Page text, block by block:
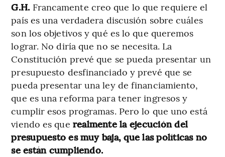
G.H. Francamente creo que lo que requiere el
país es una verdadera discusión sobre cuáles
son los objetivos y qué es lo que queremos
lograr. No diría que no se necesita. La
Constitución prevé que se pueda presentar un
presupuesto desfinanciado y prevé que se
pueda presentar una ley de financiamiento,
que es una reforma para tener ingresos y
cumplir esos programas. Pero lo que uno está
viendo es que realmente la ejecución del
presupuesto es muy baja, que las políticas no
se están cumpliendo.